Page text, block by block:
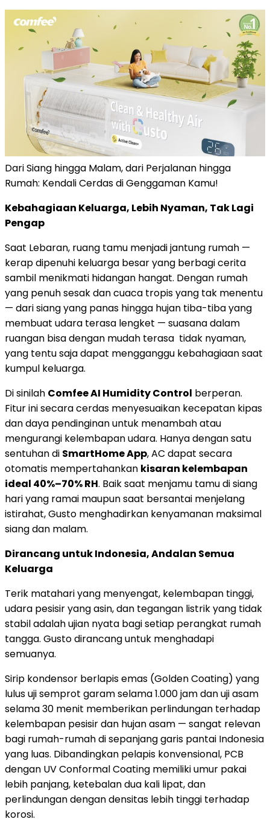
Dari Siang hingga Malam, dari Perjalanan hingga
Rumah: Kendali Cerdas di Genggaman Kamu!
Kebahagiaan Keluarga, Lebih Nyaman, Tak Lagi
Pengap
Saat Lebaran, ruang tamu menjadi jantung rumah —
kerap dipenuhi keluarga besar yang berbagi cerita
sambil menikmati hidangan hangat. Dengan rumah
yang penuh sesak dan cuaca tropis yang tak menentu
— dari siang yang panas hingga hujan tiba-tiba yang
membuat udara terasa lengket — suasana dalam
ruangan bisa dengan mudah terasa tidak nyaman,
yang tentu saja dapat mengganggu kebahagiaan saat
kumpul keluarga.
Di sinilah Comfee AI Humidity Control berperan.
Fitur ini secara cerdas menyesuaikan kecepatan kipas
dan daya pendinginan untuk menambah atau
mengurangi kelembapan udara. Hanya dengan satu
sentuhan di SmartHome App, AC dapat secara
otomatis mempertahankan kisaran kelembapan
ideal 40%–70% RH. Baik saat menjamu tamu di siang
hari yang ramai maupun saat bersantai menjelang
istirahat, Gusto menghadirkan kenyamanan maksimal
siang dan malam.
Dirancang untuk Indonesia, Andalan Semua
Keluarga
Terik matahari yang menyengat, kelembapan tinggi,
udara pesisir yang asin, dan tegangan listrik yang tidak
stabil adalah ujian nyata bagi setiap perangkat rumah
tangga. Gusto dirancang untuk menghadapi
semuanya.
Sirip kondensor berlapis emas (Golden Coating) yang
lulus uji semprot garam selama 1.000 jam dan uji asam
selama 30 menit memberikan perlindungan terhadap
kelembapan pesisir dan hujan asam — sangat relevan
bagi rumah-rumah di sepanjang garis pantai Indonesia
yang luas. Dibandingkan pelapis konvensional, PCB
dengan UV Conformal Coating memiliki umur pakai
lebih panjang, ketebalan dua kali lipat, dan
perlindungan dengan densitas lebih tinggi terhadap
korosi.